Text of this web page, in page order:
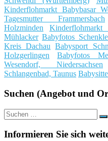
Kinderflohmarkt Babybasar
Tagesmutter Frammersbach
Holzminden
Kinderflohmarkt
Mühlacker Babyfotos
Kreis Dachau
Babysport
Holzgerlingen
Babyfotos
Wesendorf, Niedersachsen
Schlangenbad, Taunus
Suchen (Angebot und
Suche
nach:
Informieren Sie sich